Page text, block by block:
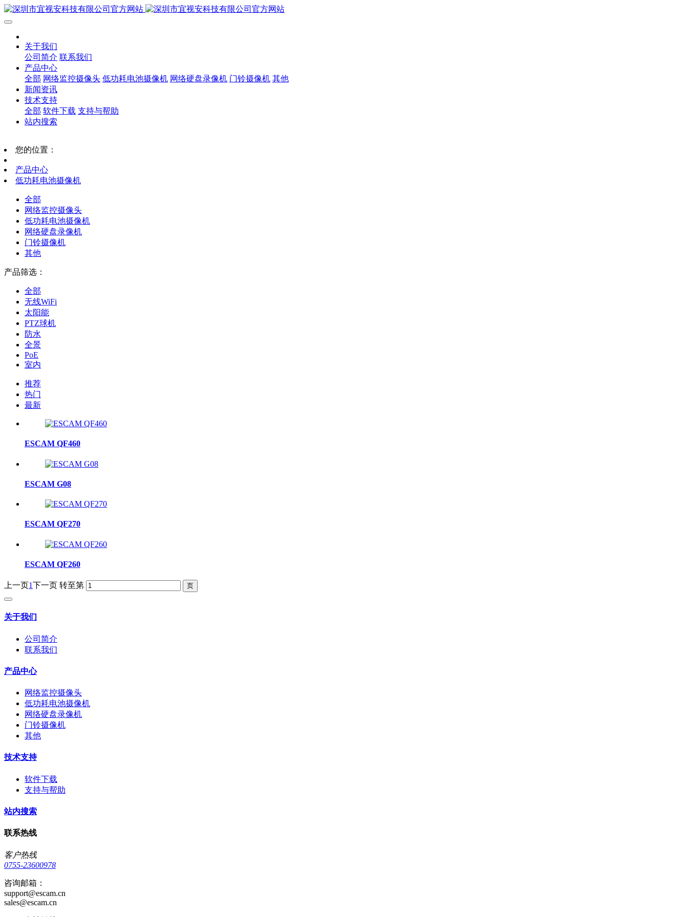
关于我们
公司简介 联系我们
产品中心
全部 网络监控摄像头 低功耗电池摄像机 网络硬盘录像机 门铃摄像机 其他
新闻资讯
技术支持
全部 软件下载 支持与帮助
站内搜索
您的位置：
产品中心
低功耗电池摄像机
全部
网络监控摄像头
低功耗电池摄像机
网络硬盘录像机
门铃摄像机
其他
产品筛选：
全部
无线WiFi
太阳能
PTZ球机
防水
全景
PoE
室内
推荐
热门
最新
ESCAM QF460
ESCAM G08
ESCAM QF270
ESCAM QF260
上一页1下一页 转至第
关于我们
公司简介
联系我们
产品中心
网络监控摄像头
低功耗电池摄像机
网络硬盘录像机
门铃摄像机
其他
技术支持
软件下载
支持与帮助
站内搜索
联系热线
客户热线
0755-23600978
咨询邮箱：
support@escam.cn
sales@escam.cn